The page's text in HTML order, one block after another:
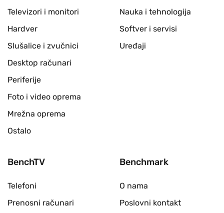
Televizori i monitori
Hardver
Slušalice i zvučnici
Desktop računari
Periferije
Foto i video oprema
Mrežna oprema
Ostalo
Nauka i tehnologija
Softver i servisi
Uređaji
BenchTV
Telefoni
Prenosni računari
Benchmark
O nama
Poslovni kontakt